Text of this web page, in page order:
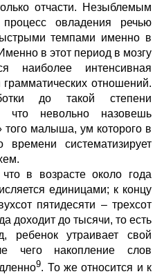
отчасти. Незыблемым
овладения речью
темпами именно в
в этот период в мозгу
наиболее интенсивная
отношений.
до такой степени
что невольно назовешь
того малыша, ум которого в
времени систематизирует
в возрасте около года
единицами; к концу
пятидесяти – трехсот
доходит до тысячи, то есть
ребенок утраивает свой
чего накопление слов
9. То же относится и к